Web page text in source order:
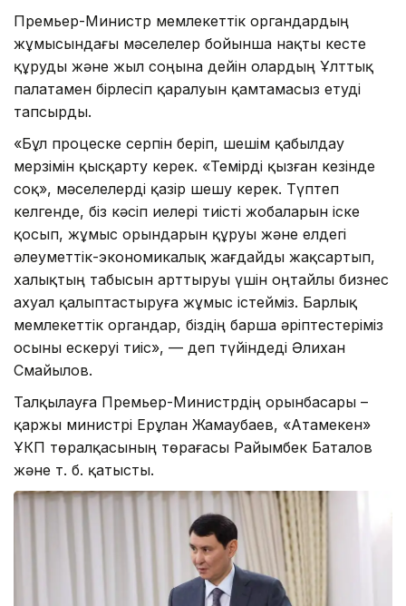
Премьер-Министр мемлекеттік органдардың
жұмысындағы мәселелер бойынша нақты кесте
құруды және жыл соңына дейін олардың Ұлттық
палатамен бірлесіп қаралуын қамтамасыз етуді
тапсырды.
«Бұл процеске серпін беріп, шешім қабылдау
мерзімін қысқарту керек. «Темірді қызған кезінде
соқ», мәселелерді қазір шешу керек. Түптеп
келгенде, біз кәсіп иелері тиісті жобаларын іске
қосып, жұмыс орындарын құруы және елдегі
әлеуметтік-экономикалық жағдайды жақсартып,
халықтың табысын арттыруы үшін оңтайлы бизнес
ахуал қалыптастыруға жұмыс істейміз. Барлық
мемлекеттік органдар, біздің барша әріптестеріміз
осыны ескеруі тиіс», — деп түйіндеді Әлихан
Смайылов.
Талқылауға Премьер-Министрдің орынбасары –
қаржы министрі Ерұлан Жамаубаев, «Атамекен»
ҰКП төралқасының төрағасы Райымбек Баталов
және т. б. қатысты.